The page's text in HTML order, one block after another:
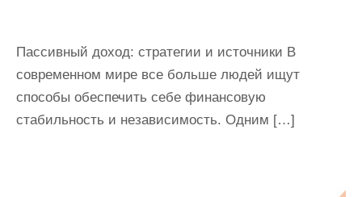
Пассивный доход: стратегии и источники В
современном мире все больше людей ищут
способы обеспечить себе финансовую
стабильность и независимость. Одним […]